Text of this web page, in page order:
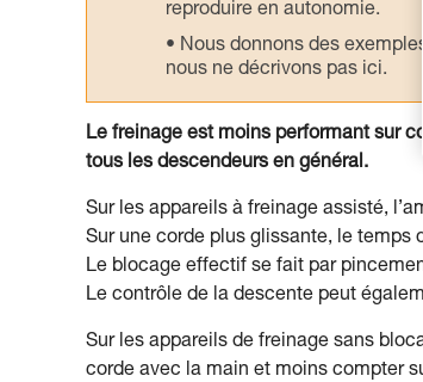
reproduire en autonomie.
Nous donnons des
nous ne décrivons pas ici.
Le freinage est moins performant sur
tous les descendeurs en général.
Sur les appareils à freinage assisté,
Sur une corde plus glissante, le temps
Le blocage effectif se fait par
Le contrôle de la descente peut
Sur les appareils de freinage sans
corde avec la main et moins compter